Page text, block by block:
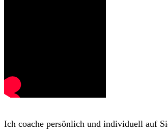
Ich coache persönlich und individuell auf